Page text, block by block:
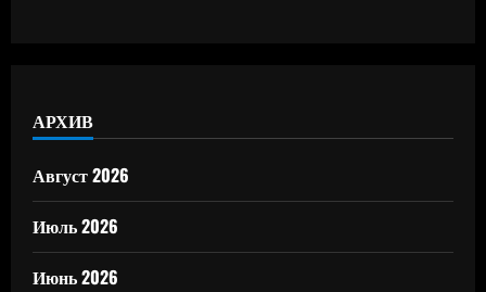
АРХИВ
Август 2026
Июль 2026
Июнь 2026